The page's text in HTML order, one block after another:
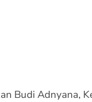
Budi Adnyana,